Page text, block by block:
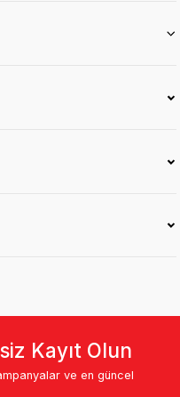
Kayıt Olun
ve en güncel